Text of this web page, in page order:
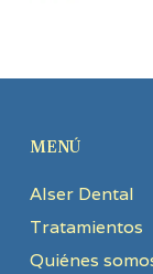
MENÚ
Alser Dental
Tratamientos
Quiénes